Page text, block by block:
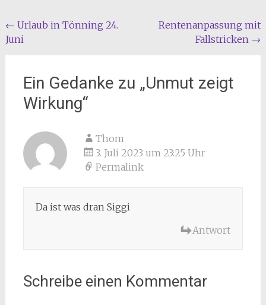
Beitragsnavigation
← Urlaub in Tönning 24.
Juni
Rentenanpassung mit
Fallstricken →
Ein Gedanke zu „Unmut zeigt
Wirkung“
Thom
3. Juli 2023 um 23:25 Uhr
Permalink
Da ist was dran Siggi
Antwort
Schreibe einen Kommentar